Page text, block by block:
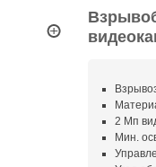
2 Мп
Мин.